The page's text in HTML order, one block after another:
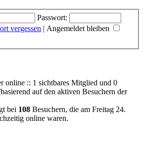
Passwort:
vergessen | Angemeldet bleiben
online :: 1 sichtbares Mitglied und 0
auf den aktiven Besuchern der
bei 108 Besuchern, die am Freitag 24.
online waren.